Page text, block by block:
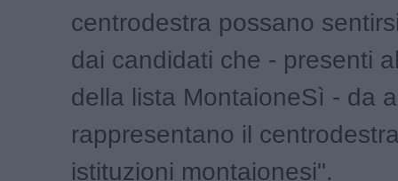
centrodestra possano
dai candidati che - presenti
della lista MontaioneSì - da
rappresentano il
istituzioni montaionesi".